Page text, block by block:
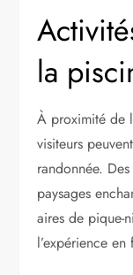
la
À proximité de
visiteurs
randonnée.
paysages
aires de pique-
l’expérience